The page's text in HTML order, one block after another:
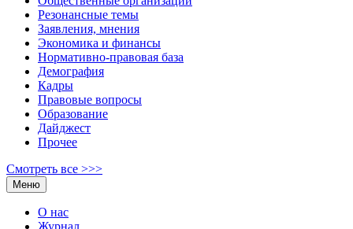
Резонансные темы
Заявления, мнения
Экономика и финансы
Нормативно-правовая база
Демография
Кадры
Правовые вопросы
Образование
Дайджест
Прочее
Смотреть все >>>
Меню
О нас
Журнал